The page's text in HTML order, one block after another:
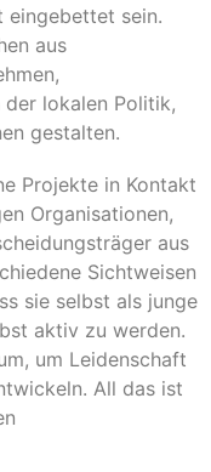
eingebettet sein.
aus
lokalen Politik,
gestalten.
Projekte in Kontakt
Organisationen,
aus
Sichtweisen
sie selbst als junge
aktiv zu werden.
um Leidenschaft
All das ist